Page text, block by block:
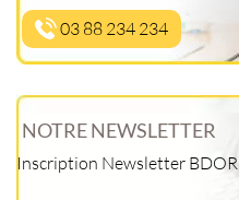
03 88 234 234
NOTRE NEWSLETTER
Inscription Newsletter BDOR